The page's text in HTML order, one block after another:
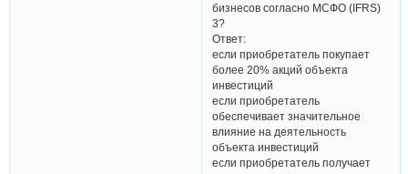
бизнесов согласно МСФО (IFRS)
3?
Ответ:
если приобретатель покупает
более 20% акций объекта
инвестиций
если приобретатель
обеспечивает значительное
влияние на деятельность
объекта инвестиций
если приобретатель получает